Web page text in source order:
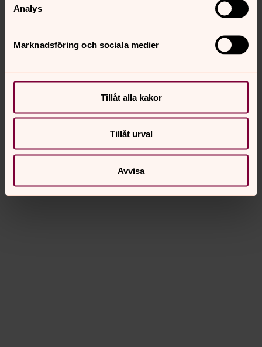
Analys
Marknadsföring och sociala medier
Tillåt alla kakor
Tillåt urval
Avvisa